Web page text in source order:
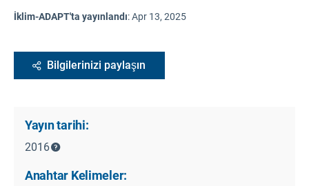
İklim-ADAPT'ta yayınlandı:Apr 13, 2025
Bilgilerinizi paylaşın
Yayın tarihi:
2016
Anahtar Kelimeler: